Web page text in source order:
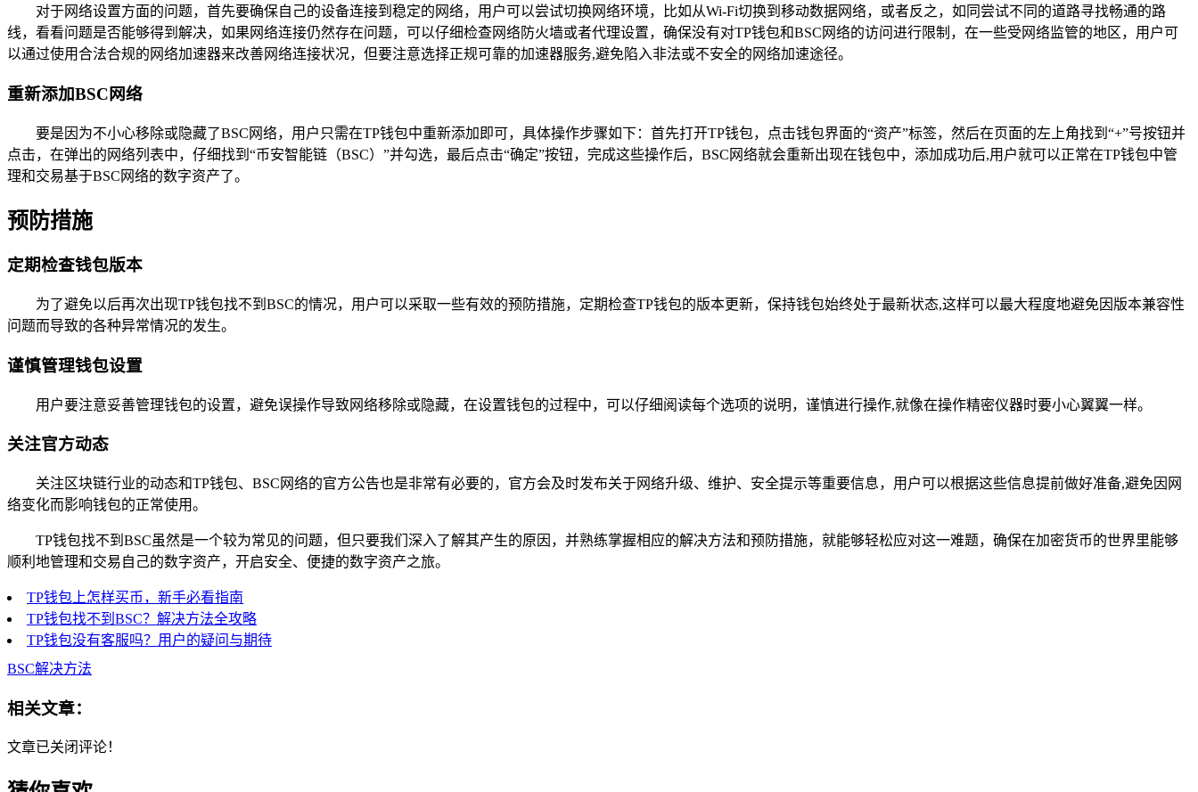
对于网络设置方面的问题，首先要确保自己的设备连接到稳定的网络，用户可以尝试切换网络环境，比如从Wi-Fi切换到移动数据网络，或者反之，如同尝试不同的道路寻找畅通的路
线，看看问题是否能够得到解决，如果网络连接仍然存在问题，可以仔细检查网络防火墙或者代理设置，确保没有对TP钱包和BSC网络的访问进行限制，在一些受网络监管的地区，用户可
以通过使用合法合规的网络加速器来改善网络连接状况，但要注意选择正规可靠的加速器服务,避免陷入非法或不安全的网络加速途径。
重新添加BSC网络
要是因为不小心移除或隐藏了BSC网络，用户只需在TP钱包中重新添加即可，具体操作步骤如下：首先打开TP钱包，点击钱包界面的“资产”标签，然后在页面的左上角找到“+”号按钮并
点击，在弹出的网络列表中，仔细找到“币安智能链（BSC）”并勾选，最后点击“确定”按钮，完成这些操作后，BSC网络就会重新出现在钱包中，添加成功后,用户就可以正常在TP钱包中管
理和交易基于BSC网络的数字资产了。
预防措施
定期检查钱包版本
为了避免以后再次出现TP钱包找不到BSC的情况，用户可以采取一些有效的预防措施，定期检查TP钱包的版本更新，保持钱包始终处于最新状态,这样可以最大程度地避免因版本兼容性
问题而导致的各种异常情况的发生。
谨慎管理钱包设置
用户要注意妥善管理钱包的设置，避免误操作导致网络移除或隐藏，在设置钱包的过程中，可以仔细阅读每个选项的说明，谨慎进行操作,就像在操作精密仪器时要小心翼翼一样。
关注官方动态
关注区块链行业的动态和TP钱包、BSC网络的官方公告也是非常有必要的，官方会及时发布关于网络升级、维护、安全提示等重要信息，用户可以根据这些信息提前做好准备,避免因网
络变化而影响钱包的正常使用。
TP钱包找不到BSC虽然是一个较为常见的问题，但只要我们深入了解其产生的原因，并熟练掌握相应的解决方法和预防措施，就能够轻松应对这一难题，确保在加密货币的世界里能够
顺利地管理和交易自己的数字资产，开启安全、便捷的数字资产之旅。
TP钱包上怎样买币，新手必看指南
TP钱包找不到BSC？解决方法全攻略
TP钱包没有客服吗？用户的疑问与期待
BSC解决方法
相关文章：
文章已关闭评论！